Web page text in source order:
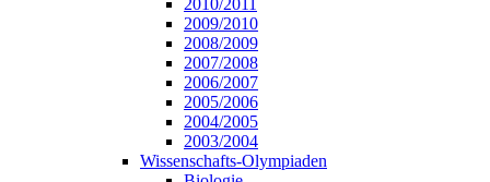
2010/2011
2009/2010
2008/2009
2007/2008
2006/2007
2005/2006
2004/2005
2003/2004
Wissenschafts-Olympiaden